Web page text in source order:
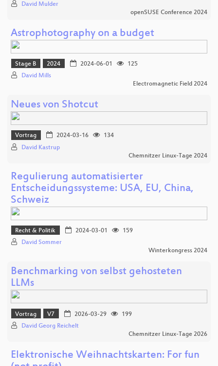
David Mulder
openSUSE Conference 2024
Astrophotography on a budget
Stage B 2024 2024-06-01
125
David Mills
Electromagnetic Field 2024
Neues von Shotcut
Vortrag 2024-03-16
134
David Kastrup
Chemnitzer Linux-Tage 2024
Regulierung automatisierter
Entscheidungssysteme: USA, EU, China,
Schweiz
Recht & Politik 2024-03-01
159
David Sommer
Winterkongress 2024
Benchmarking von selbst gehosteten
LLMs
Vortrag V7 2026-03-29
199
David Georg Reichelt
Chemnitzer Linux-Tage 2026
Elektronische Weihnachtskarten: For fun